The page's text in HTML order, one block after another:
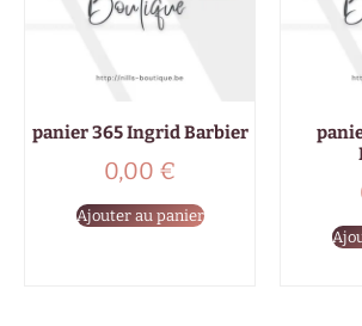
panier 365 Ingrid Barbier
0,00 €
Ajouter au panier